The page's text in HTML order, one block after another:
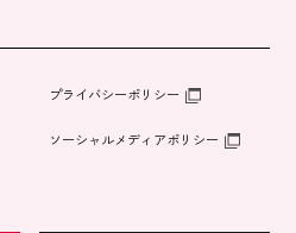
プライバシーポリシー
ソーシャルメディアポリシー